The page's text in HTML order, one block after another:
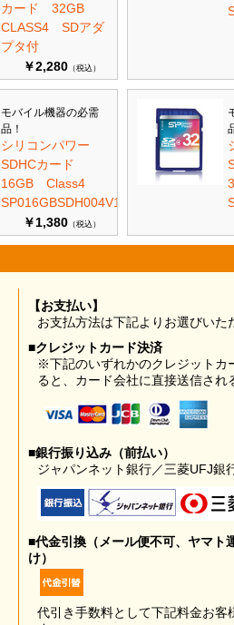
カード 32GB
CLASS4 SDアダ
プタ付
￥2,280 （税込）
モバイル機器の必需
品！
シリコンパワー
SDHCカード
16GB Class4
SP016GBSDH004V10
￥1,380 （税込）
【お支払い】
お支払方法は下記よりお選びいた
■クレジットカード決済
※下記のいずれかのクレジットカ
ると、カード会社に直接送信され
■銀行振り込み（前払い）
ジャパンネット銀行／三菱UFJ銀
■代金引換（メール便不可、ヤマト
け）
代引き手数料として下記料金お客